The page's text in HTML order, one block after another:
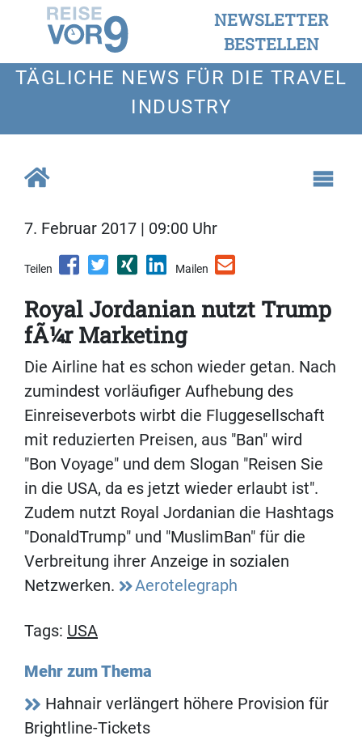
NEWSLETTER
BESTELLEN
TÄGLICHE NEWS FÜR DIE TRAVEL
INDUSTRY
7. Februar 2017 | 09:00 Uhr
Teilen Mailen
Royal Jordanian nutzt Trump
fÃ¼r Marketing
Die Airline hat es schon wieder getan. Nach
zumindest vorläufiger Aufhebung des
Einreiseverbots wirbt die Fluggesellschaft
mit reduzierten Preisen, aus "Ban" wird
"Bon Voyage" und dem Slogan "Reisen Sie
in die USA, da es jetzt wieder erlaubt ist".
Zudem nutzt Royal Jordanian die Hashtags
"DonaldTrump" und "MuslimBan" für die
Verbreitung ihrer Anzeige in sozialen
Netzwerken.
Aerotelegraph
Tags: USA
Mehr zum Thema
Hahnair verlängert höhere Provision für
Brightline-Tickets